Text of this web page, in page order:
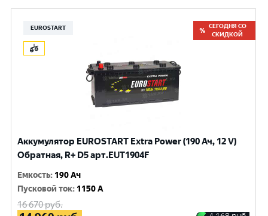
EUROSTART
СЕГОДНЯ СО
СКИДКОЙ
Аккумулятор EUROSTART Extra Power (190 Ач, 12 V)
Обратная, R+ D5 арт.EUT1904F
Емкость: 190 Ач
Пусковой ток: 1150 A
16 670руб.